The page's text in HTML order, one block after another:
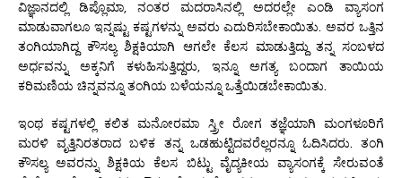
ವಿಜ್ಞಾನದಲ್ಲಿ ಡಿಪ್ಲೊಮಾ, ನಂತರ ಮದರಾಸಿನಲ್ಲಿ ಅದರಲ್ಲೇ ಎಂಡಿ ವ್ಯಾಸಂಗ
ಮಾಡುವಾಗಲೂ ಇನ್ನಷ್ಟು ಕಷ್ಟಗಳನ್ನು ಅವರು ಎದುರಿಸಬೇಕಾಯಿತು. ಅವರ ಒತ್ತಿನ
ತಂಗಿಯಾಗಿದ್ದ ಕೌಸಲ್ಯ ಶಿಕ್ಷಕಿಯಾಗಿ ಆಗಲೇ ಕೆಲಸ ಮಾಡುತ್ತಿದ್ದು ತನ್ನ ಸಂಬಳದ
ಅರ್ಧವನ್ನು ಅಕ್ಕನಿಗೆ ಕಳುಹಿಸುತ್ತಿದ್ದರು, ಇನ್ನೂ ಅಗತ್ಯ ಬಂದಾಗ ತಾಯಿಯ
ಕರಿಮಣಿಯ ಚಿನ್ನವನ್ನೂ ತಂಗಿಯ ಬಳೆಯನ್ನೂ ಒತ್ತೆಯಿಡಬೇಕಾಯಿತು.
ಇಂಥ ಕಷ್ಟಗಳಲ್ಲಿ ಕಲಿತ ಮನೋರಮಾ ಸ್ತ್ರೀ ರೋಗ ತಜ್ಞೆಯಾಗಿ ಮಂಗಳೂರಿಗೆ
ಮರಳಿ ವೃತ್ತಿನಿರತರಾದ ಬಳಿಕ ತನ್ನ ಒಡಹುಟ್ಟಿದವರೆಲ್ಲರನ್ನೂ ಓದಿಸಿದರು. ತಂಗಿ
ಕೌಸಲ್ಯ ಅವರನ್ನು ಶಿಕ್ಷಕಿಯ ಕೆಲಸ ಬಿಟ್ಟು ವೈದ್ಯಕೀಯ ವ್ಯಾಸಂಗಕ್ಕೆ ಸೇರುವಂತೆ